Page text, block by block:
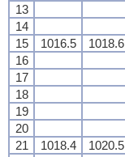
13
14
15
1016.5 1018.6
16
17
18
19
20
21
1018.4 1020.5